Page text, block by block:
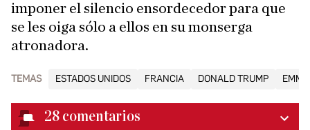
imponer el silencio ensordecedor para que
se les oiga sólo a ellos en su monserga
atronadora.
TEMAS ESTADOS UNIDOS FRANCIA DONALD TRUMP
28 comentarios